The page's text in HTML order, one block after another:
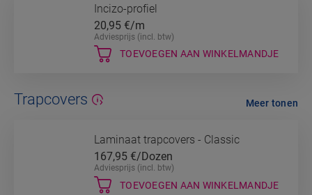
Incizo-profiel
20,95 €/m
Adviesprijs (incl. btw)
TOEVOEGEN AAN WINKELMANDJE
Trapcovers
Laminaat trapcovers - Classic
167,95 €/Dozen
Adviesprijs (incl. btw)
TOEVOEGEN AAN WINKELMANDJE
Meer tonen